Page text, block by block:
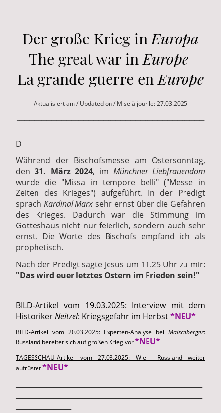
Der große Krieg inEuropa
The great war inEurope
La grande guerre enEurope
Aktualisiert am / Updated on / Mise à jour le: 27.03.2025
D
Während der Bischofsmesse am Ostersonntag,
den 31. März 2024, im Münchner Liebfrauendom
wurde die "Missa in tempore belli" ("Messe in
Zeiten des Krieges") aufgeführt. In der Predigt
sprach Kardinal Marxsehr ernst über die Gefahren
des Krieges. Dadurch war die Stimmung im
Gotteshaus nicht nur feierlich, sondern auch sehr
ernst. Die Worte des Bischofs empfand ich als
prophetisch.
Nach der Predigt sagte Jesus um 11.25 Uhr zu mir:
"Das wird euer letztes Ostern im Frieden sein!"
BILD-Artikel vom 19.03.2025: Interview mit dem
HistorikerNeitzel: Kriegsgefahr im Herbst*NEU*
BILD-Artikel vom 20.03.2025: Experten-Analyse bei Maischberger:
Russland bereitet sich auf großen Krieg vor*NEU*
TAGESSCHAU-Artikel vom 27.03.2025: Wie Russland weiter
aufrüstet*NEU*